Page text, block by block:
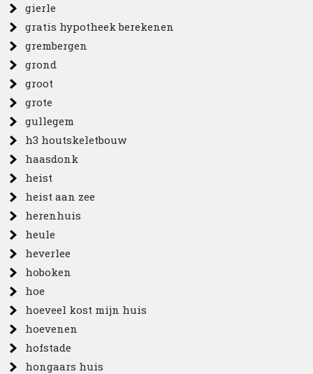
gierle
gratis hypotheek berekenen
grembergen
grond
groot
grote
gullegem
h3 houtskeletbouw
haasdonk
heist
heist aan zee
herenhuis
heule
heverlee
hoboken
hoe
hoeveel kost mijn huis
hoevenen
hofstade
hongaars huis